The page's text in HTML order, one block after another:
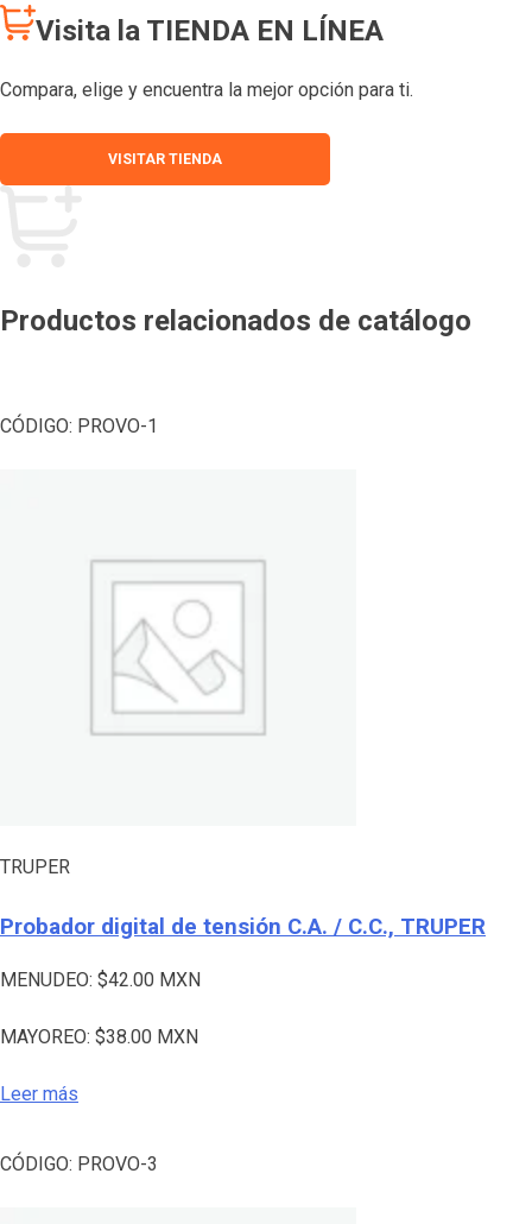
Visita la TIENDA EN LÍNEA
Compara, elige y encuentra la mejor opción para ti.
VISITAR TIENDA
Productos relacionados de catálogo
CÓDIGO: PROVO-1
TRUPER
Probador digital de tensión C.A. / C.C., TRUPER
MENUDEO: $42.00 MXN
MAYOREO: $38.00 MXN
Leer más
CÓDIGO: PROVO-3